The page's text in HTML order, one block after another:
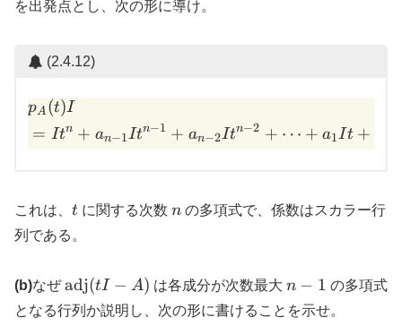
を出発点とし、次の形に導け。
(2.4.12)
pA (t)I
= Itn + an−1Itn−1 + an−2Itn−2 + ⋯ + a1It +
これは、 t
t に関する次数 n
n の多項式で、係数はスカラー行
列である。
(b)なぜ\mathrm{adj}
(t I - A)
adj(tI − A) は各成分が次数最大n-
1
n − 1 の多項式
となる行列か説明し、次の形に書けることを示せ。